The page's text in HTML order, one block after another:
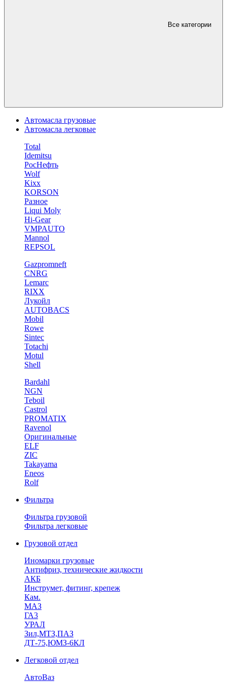
Все категории
Автомасла грузовые
Автомасла легковые
Total
Idemitsu
РосНефть
Wolf
Kixx
KORSON
Разное
Liqui Moly
Hi-Gear
VMPAUTO
Mannol
REPSOL
Gazpromneft
CNRG
Lemarc
RIXX
Лукойл
AUTOBACS
Mobil
Rowe
Sintec
Totachi
Motul
Shell
Bardahl
NGN
Teboil
Castrol
PROMATIX
Ravenol
Оригинальные
ELF
ZIC
Takayama
Eneos
Rolf
Фильтра
Фильтра грузовой
Фильтра легковые
Грузовой отдел
Иномарки грузовые
Антифриз, технические жидкости
АКБ
Инструмет, фитинг, крепеж
Кам.
МАЗ
ГА3
УРАЛ
Зил,МТЗ,ПАЗ
ДТ-75,ЮМЗ-6КЛ
Легковой отдел
АвтоВаз